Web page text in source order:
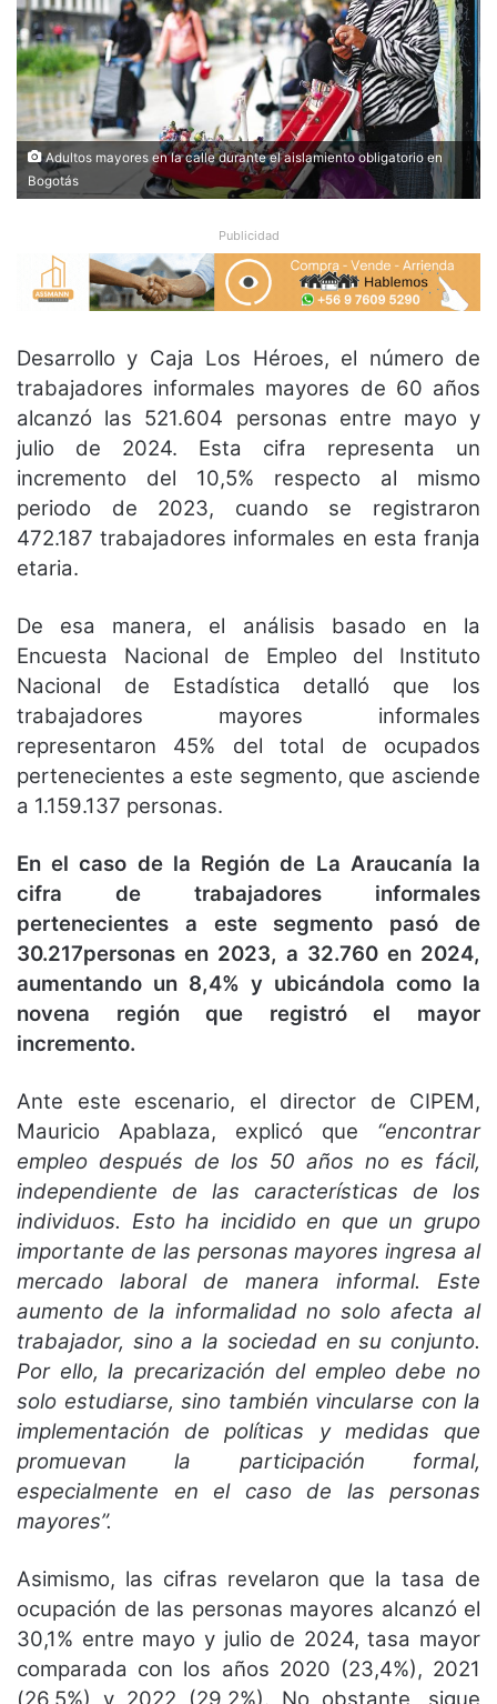
Adultos mayores en la calle durante el aislamiento obligatorio en
Bogotás
Publicidad
Desarrollo y Caja Los Héroes, el número de
trabajadores informales mayores de 60 años
alcanzó las 521.604 personas entre mayo y
julio de 2024. Esta cifra representa un
incremento del 10,5% respecto al mismo
periodo de 2023, cuando se registraron
472.187 trabajadores informales en esta franja
etaria.
De esa manera, el análisis basado en la
Encuesta Nacional de Empleo del Instituto
Nacional de Estadística detalló que los
trabajadores mayores informales
representaron 45% del total de ocupados
pertenecientes a este segmento, que asciende
a 1.159.137 personas.
En el caso de la Región de La Araucanía la
cifra de trabajadores informales
pertenecientes a este segmento pasó de
30.217personas en 2023, a 32.760 en 2024,
aumentando un 8,4% y ubicándola como la
novena región que registró el mayor
incremento.
Ante este escenario, el director de CIPEM,
Mauricio Apablaza, explicó que “encontrar
empleo después de los 50 años no es fácil,
independiente de las características de los
individuos. Esto ha incidido en que un grupo
importante de las personas mayores ingresa al
mercado laboral de manera informal. Este
aumento de la informalidad no solo afecta al
trabajador, sino a la sociedad en su conjunto.
Por ello, la precarización del empleo debe no
solo estudiarse, sino también vincularse con la
implementación de políticas y medidas que
promuevan la participación formal,
especialmente en el caso de las personas
mayores”.
Asimismo, las cifras revelaron que la tasa de
ocupación de las personas mayores alcanzó el
30,1% entre mayo y julio de 2024, tasa mayor
comparada con los años 2020 (23,4%), 2021
(26,5%) y 2022 (29,2%). No obstante, sigue